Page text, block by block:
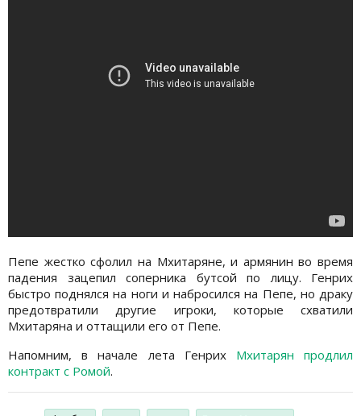
Пепе жестко сфолил на Мхитаряне, и армянин во время
падения зацепил соперника бутсой по лицу. Генрих
быстро поднялся на ноги и набросился на Пепе, но драку
предотвратили другие игроки, которые схватили
Мхитаряна и оттащили его от Пепе.
Напомним, в начале лета Генрих Мхитарян продлил
контракт с Ромой.